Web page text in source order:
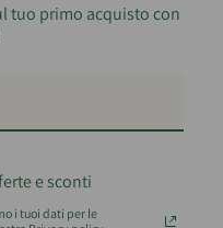
tuo primo acquisto con
e sconti
i tuoi dati per le